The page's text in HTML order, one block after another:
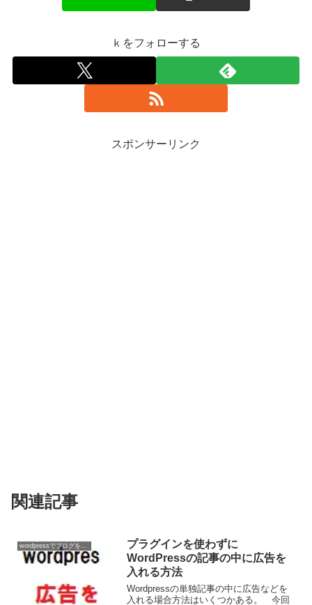
ｋをフォローする
スポンサーリンク
関連記事
wordpressでブログを作ろう
プラグインを使わずに
WordPressの記事の中に広告を
入れる方法
Wordpressの単独記事の中に広告などを
入れる場合方法はいくつかある。 今回